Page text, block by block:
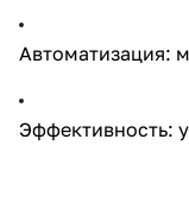
Автоматизация:
Эффективность: